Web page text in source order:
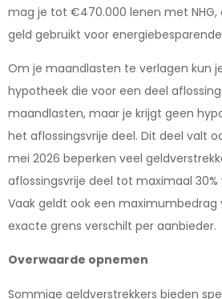
mag je tot €470.000 lenen met
geld gebruikt voor
Om je maandlasten te verlagen kun
hypotheek die voor een deel
maandlasten, maar je krijgt geen
het aflossingsvrije deel. Dit deel valt
mei 2026 beperken veel
aflossingsvrije deel tot maximaal
Vaak geldt ook een maximumbedrag
exacte grens verschilt per aanbieder.
Overwaarde opnemen
Sommige geldverstrekkers bieden